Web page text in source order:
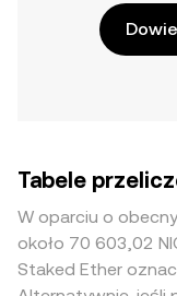
Tabele
W oparciu o
około 70 603,02
Staked Ether